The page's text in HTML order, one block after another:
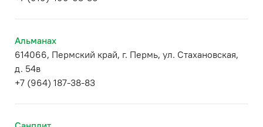
Альманах
614066, Пермский край, г. Пермь, ул. Стахановская,
д. 54в
+7 (964) 187-38-83